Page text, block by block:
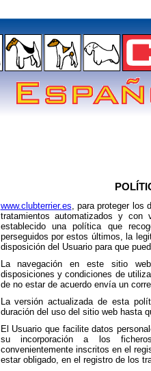
www.clubterrier.es, para proteger los
tratamientos automatizados y
establecido una política que
perseguidos por estos últimos, la
disposición del Usuario para que
La navegación en este sitio
disposiciones y condiciones de
de no estar de acuerdo envía un
La versión actualizada de esta
duración del uso del sitio web hasta
El Usuario que facilite datos
su incorporación a los
convenientemente inscritos en el
estar obligado, en el registro de los